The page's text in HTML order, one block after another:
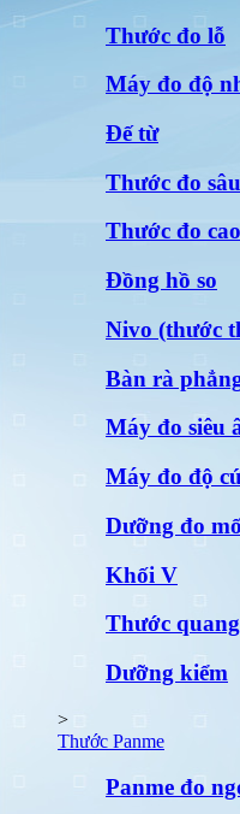
Thước đo lỗ
Máy đo độ
Đế từ
Thước đo sâu
Thước đo cao
Đồng hồ so
Nivo (thước
Bàn rà
Máy đo siêu
Máy đo độ
Dưỡng đo
Khối V
Thước
Dưỡng kiểm
>
Thước Panme
Panme đo